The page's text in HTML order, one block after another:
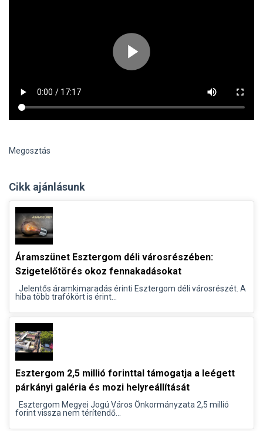
Megosztás
Cikk ajánlásunk
Áramszünet Esztergom déli városrészében:
Szigetelőtörés okoz fennakadásokat
Jelentős áramkimaradás érinti Esztergom déli városrészét. A
hiba több trafókört is érint...
Esztergom 2,5 millió forinttal támogatja a leégett
párkányi galéria és mozi helyreállítását
Esztergom Megyei Jogú Város Önkormányzata 2,5 millió
forint vissza nem térítendő...